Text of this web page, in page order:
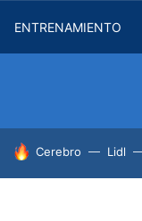
ENTRENAMIENTO
HOY SE HABLA DE
Cerebro Lidl